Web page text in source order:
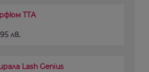
TTA
лв.
Lash Genius